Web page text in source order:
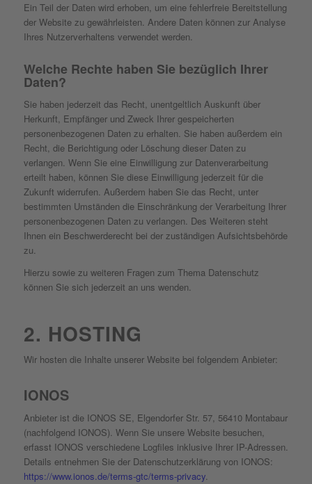
Ein Teil der Daten wird erhoben, um eine fehlerfreie Bereitstellung
der Website zu gewährleisten. Andere Daten können zur Analyse
Ihres Nutzerverhaltens verwendet werden.
Welche Rechte haben Sie bezüglich Ihrer
Daten?
Sie haben jederzeit das Recht, unentgeltlich Auskunft über
Herkunft, Empfänger und Zweck Ihrer gespeicherten
personenbezogenen Daten zu erhalten. Sie haben außerdem ein
Recht, die Berichtigung oder Löschung dieser Daten zu
verlangen. Wenn Sie eine Einwilligung zur Datenverarbeitung
erteilt haben, können Sie diese Einwilligung jederzeit für die
Zukunft widerrufen. Außerdem haben Sie das Recht, unter
bestimmten Umständen die Einschränkung der Verarbeitung Ihrer
personenbezogenen Daten zu verlangen. Des Weiteren steht
Ihnen ein Beschwerderecht bei der zuständigen Aufsichtsbehörde
zu.
Hierzu sowie zu weiteren Fragen zum Thema Datenschutz
können Sie sich jederzeit an uns wenden.
2. HOSTING
Wir hosten die Inhalte unserer Website bei folgendem Anbieter:
IONOS
Anbieter ist die IONOS SE, Elgendorfer Str. 57, 56410 Montabaur
(nachfolgend IONOS). Wenn Sie unsere Website besuchen,
erfasst IONOS verschiedene Logfiles inklusive Ihrer IP-Adressen.
Details entnehmen Sie der Datenschutzerklärung von IONOS:
https://www.ionos.de/terms-gtc/terms-privacy.